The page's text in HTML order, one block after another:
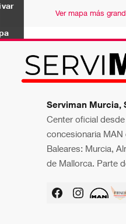
Ver mapa más
Serviman Murcia,
Center oficial
concesionaria
Baleares: Murcia,
de Mallorca. Parte